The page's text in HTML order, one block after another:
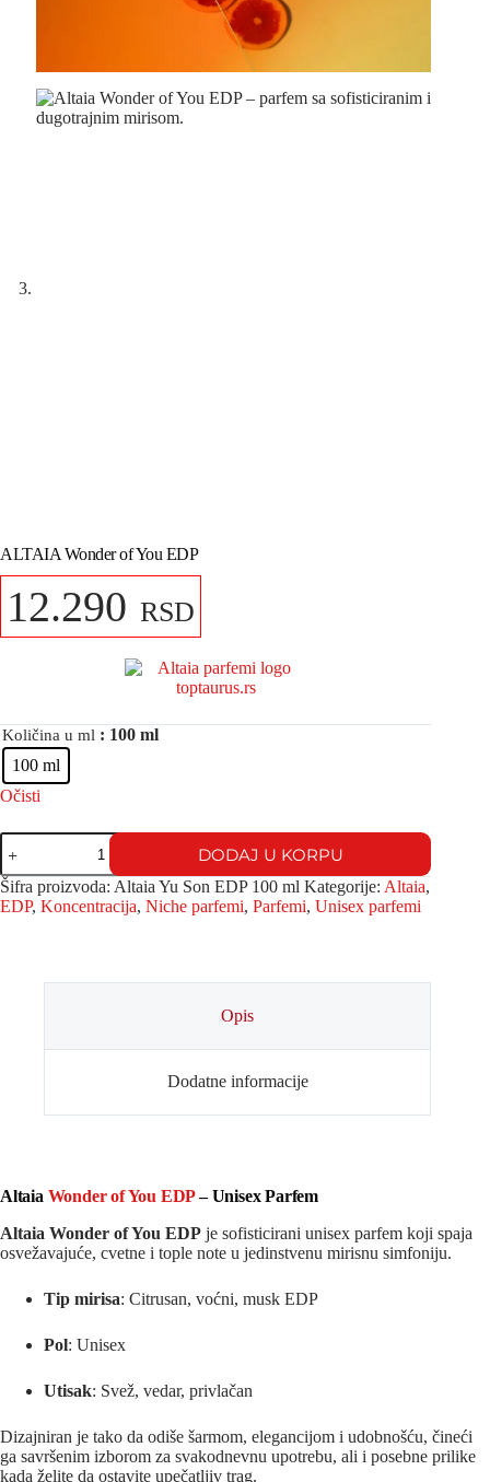
ALTAIA Wonder of You EDP
12.290 RSD
Količina u ml : 100 ml
100 ml
Očisti
DODAJ U KORPU
Šifra proizvoda: Altaia Yu Son EDP 100 ml Kategorije: Altaia,
EDP, Koncentracija, Niche parfemi, Parfemi, Unisex parfemi
Opis
Dodatne informacije
Altaia Wonder of You EDP– Unisex Parfem
Altaia Wonder of You EDP je sofisticirani unisex parfem koji spaja
osvežavajuće, cvetne i tople note u jedinstvenu mirisnu simfoniju.
Tip mirisa: Citrusan, voćni, musk EDP
Pol: Unisex
Utisak: Svež, vedar, privlačan
Dizajniran je tako da odiše šarmom, elegancijom i udobnošću, čineći
ga savršenim izborom za svakodnevnu upotrebu, ali i posebne prilike
kada želite da ostavite upečatljiv trag.